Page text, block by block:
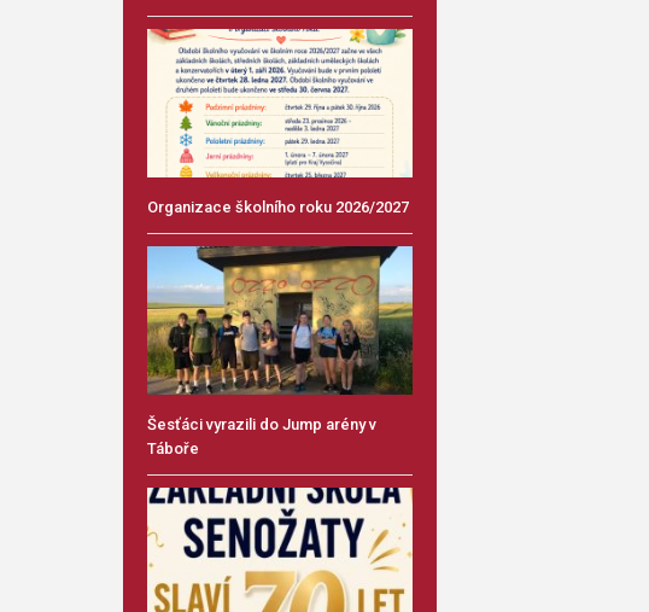
Organizace školního roku 2026/2027
Šesťáci vyrazili do Jump arény v
Táboře